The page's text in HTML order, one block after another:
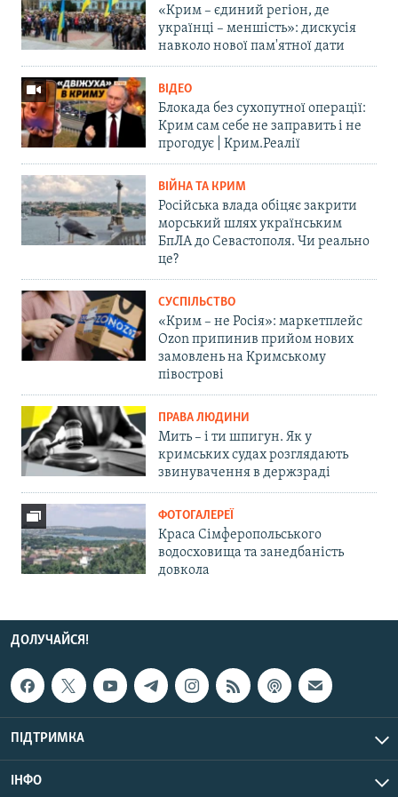
«Крим – єдиний регіон, де
українці – меншість»: дискусія
навколо нової пам'ятної дати
ВІДЕО
Блокада без сухопутної операції:
Крим сам себе не заправить і не
прогодує | Крим.Реалії
ВІЙНА ТА КРИМ
Російська влада обіцяє закрити
морський шлях українським
БпЛА до Севастополя. Чи реально
це?
СУСПІЛЬСТВО
«Крим – не Росія»: маркетплейс
Ozon припинив прийом нових
замовлень на Кримському
півострові
ПРАВА ЛЮДИНИ
Мить – і ти шпигун. Як у
кримських судах розглядають
звинувачення в держзраді
ФОТОГАЛЕРЕЇ
Краса Сімферопольського
водосховища та занедбаність
довкола
ДОЛУЧАЙСЯ!
ПІДТРИМКА
ІНФО